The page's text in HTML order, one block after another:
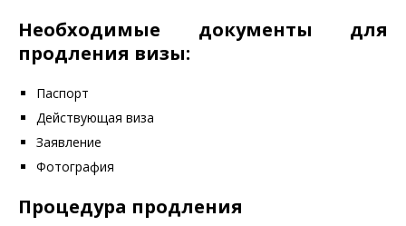
Необходимые документы для
продления визы:
Паспорт
Действующая виза
Заявление
Фотография
Процедура продления